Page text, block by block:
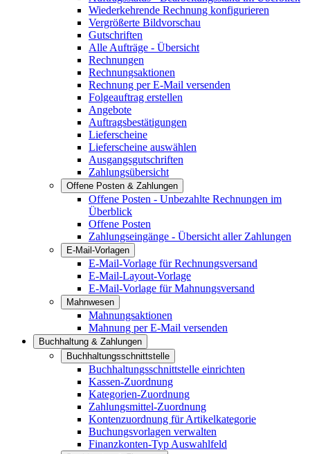
Wiederkehrende Rechnung konfigurieren
Vergrößerte Bildvorschau
Gutschriften
Alle Aufträge - Übersicht
Rechnungen
Rechnungsaktionen
Rechnung per E-Mail versenden
Folgeauftrag erstellen
Angebote
Auftragsbestätigungen
Lieferscheine
Lieferscheine auswählen
Ausgangsgutschriften
Zahlungsübersicht
Offene Posten & Zahlungen
Offene Posten - Unbezahlte Rechnungen im
Überblick
Offene Posten
Zahlungseingänge - Übersicht aller Zahlungen
E-Mail-Vorlagen
E-Mail-Vorlage für Rechnungsversand
E-Mail-Layout-Vorlage
E-Mail-Vorlage für Mahnungsversand
Mahnwesen
Mahnungsaktionen
Mahnung per E-Mail versenden
Buchhaltung & Zahlungen
Buchhaltungsschnittstelle
Buchhaltungsschnittstelle einrichten
Kassen-Zuordnung
Kategorien-Zuordnung
Zahlungsmittel-Zuordnung
Kontenzuordnung für Artikelkategorie
Buchungsvorlagen verwalten
Finanzkonten-Typ Auswahlfeld